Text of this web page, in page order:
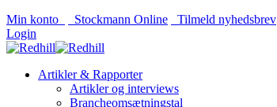
Min konto
Stockmann Online
Tilmeld nyhedsbrev
Login
Artikler & Rapporter
Artikler og interviews
Brancheomsætningstal